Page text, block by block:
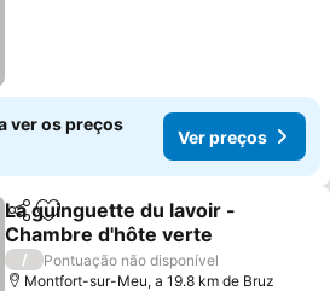
ver os preços
Ver preços
PartilharAdicionar aos favoritos
La guinguette du lavoir -
Chambre d'hôte verte
Ver preços
/
Pontuação não disponível
Montfort-sur-Meu, a 19.8 km de Bruz